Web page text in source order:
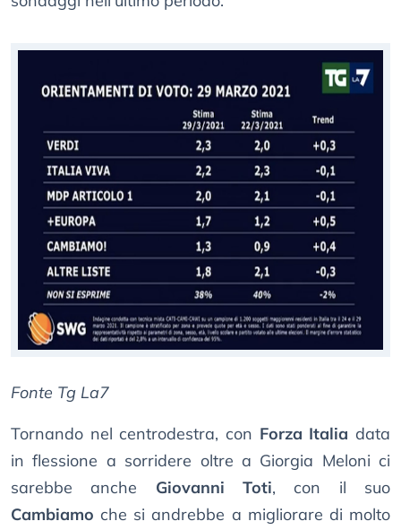
Fonte Tg La7
Tornando nel centrodestra, con Forza Italia data
in flessione a sorridere oltre a Giorgia Meloni ci
sarebbe anche Giovanni Toti, con il suo
Cambiamo che si andrebbe a migliorare di molto